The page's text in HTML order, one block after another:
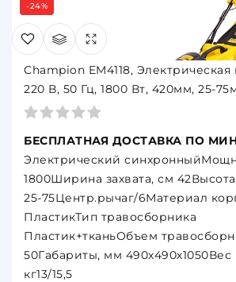
-24%
Champion EM4118, Электрическая
220 В, 50 Гц, 1800 Вт, 420мм, 25-
пласт.иткань, 50л
БЕСПЛАТНАЯ ДОСТАВКА ПО
Электрический
1800Ширина захвата, см
25-75Центр.рычаг/6Материал
ПластикТип травосборника
Пластик+тканьОбъем
50Габариты, мм 490х490х1050Вес
кг13/15,5